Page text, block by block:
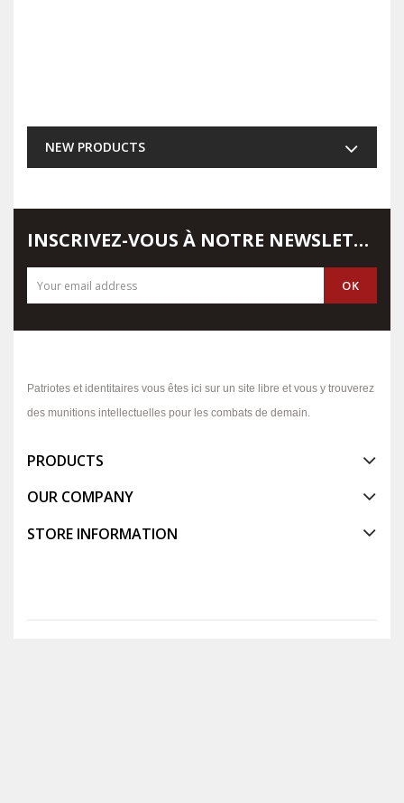
NEW PRODUCTS
INSCRIVEZ-VOUS À NOTRE NEWSLETTER
Patriotes et identitaires vous êtes ici sur un site libre et vous y trouverez
des munitions intellectuelles pour les combats de demain.
PRODUCTS
OUR COMPANY
STORE INFORMATION